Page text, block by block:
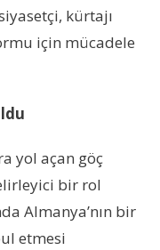
kürtajı
için mücadele
yol açan göç
bir rol
Almanya’nın bir
etmesi